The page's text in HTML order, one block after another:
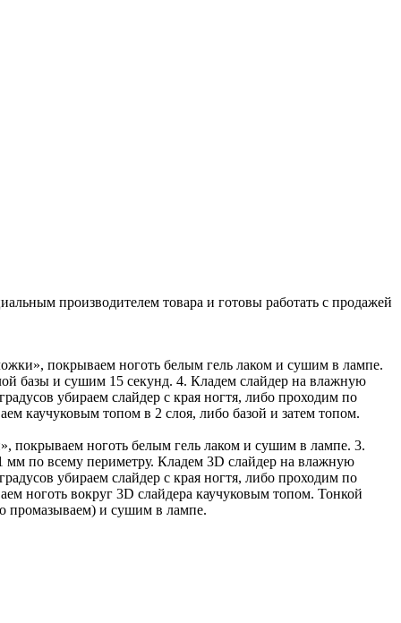
производителем товара и готовы работать с продажей
покрываем ноготь белым гель лаком и сушим в лампе.
базы и сушим 15 секунд. 4. Кладем слайдер на влажную
убираем слайдер с края ногтя, либо проходим по
каучуковым топом в 2 слоя, либо базой и затем топом.
покрываем ноготь белым гель лаком и сушим в лампе. 3.
по всему периметру. Кладем 3D слайдер на влажную
убираем слайдер с края ногтя, либо проходим по
ноготь вокруг 3D слайдера каучуковым топом. Тонкой
промазываем) и сушим в лампе.